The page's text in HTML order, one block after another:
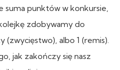
suma punktów w konkursie,
zdobywamy do
(zwycięstwo), albo 1 (remis).
jak zakończy się nasz